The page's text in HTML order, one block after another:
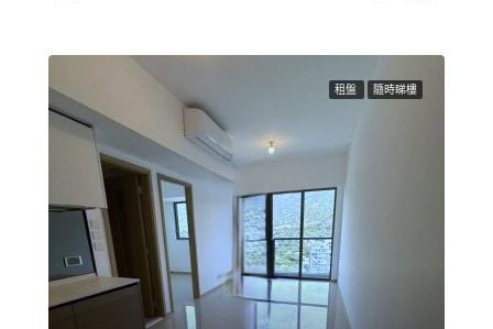
租盤 隨時睇樓